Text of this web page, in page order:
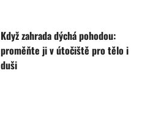
Když zahrada dýchá pohodou:
proměňte ji v útočiště pro tělo i
duši